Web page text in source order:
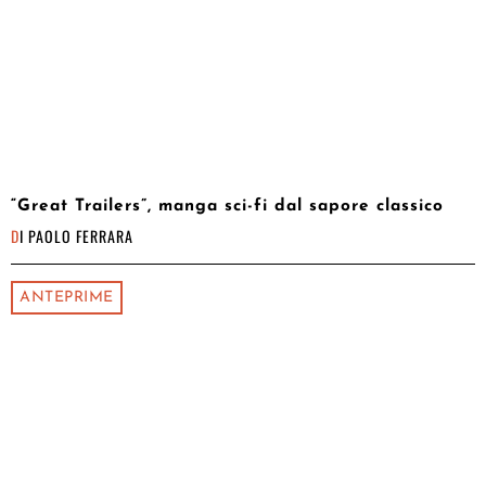
“Great Trailers”, manga sci-fi dal sapore classico
DI PAOLO FERRARA
ANTEPRIME